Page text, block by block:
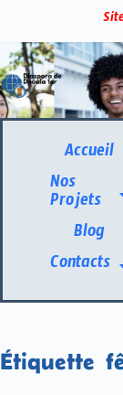
Accueil
Nos
Projets
Blog
Contacts
Étiquette